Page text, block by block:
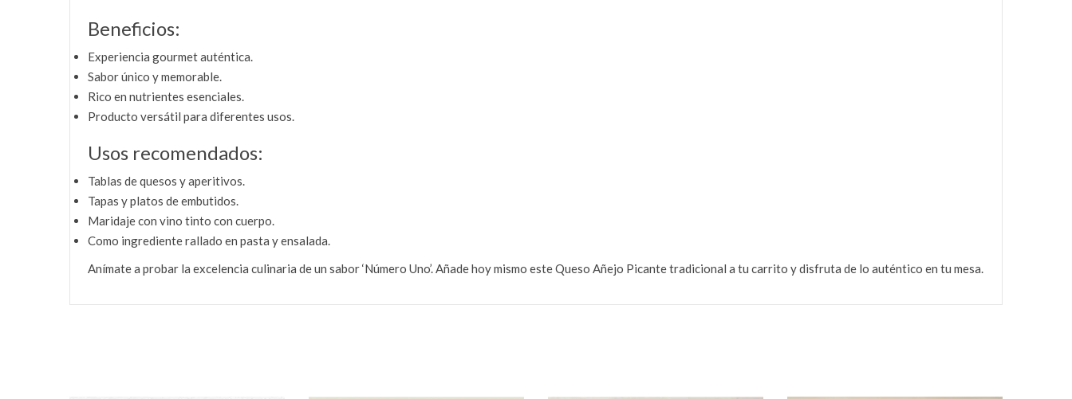
Beneficios:
Experiencia gourmet auténtica.
Sabor único y memorable.
Rico en nutrientes esenciales.
Producto versátil para diferentes usos.
Usos recomendados:
Tablas de quesos y aperitivos.
Tapas y platos de embutidos.
Maridaje con vino tinto con cuerpo.
Como ingrediente rallado en pasta y ensalada.
Anímate a probar la excelencia culinaria de un sabor ‘Número Uno’. Añade hoy mismo este Queso Añejo Picante tradicional a tu carrito y disfruta de lo auténtico en tu mesa.